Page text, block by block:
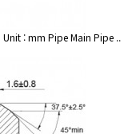
Unit : mm Pipe Main Pipe ..